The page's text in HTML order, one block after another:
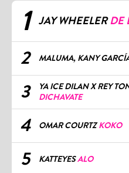
1 JAY WHEELERDE
2 MALUMA, KANY
3
YA ICE DILAN X REY
DICHAVATE
4 OMAR COURTZKOKO
5 KATTEYESALO